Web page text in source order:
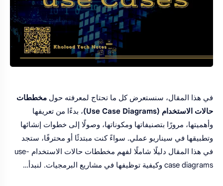
في هذا المقال، سنستعرض كل ما تحتاج لمعرفته حول مخططات
حالات الاستخدام (Use Case Diagrams)
، بدءًا من تعريفها
وأهميتها، مرورًا بتصنيفاتها ومكوناتها، وصولًا إلى خطوات إنشائها
وتطبيقها في سيناريو عملي. سواءً كنت مبتدئًا أو محترفًا، ستجد
في هذا المقال دليلًا شاملًا لفهم مخططات حالات الاستخدام use-
case diagrams وكيفية توظيفها في مشاريع البرمجيات. لنبدأ…